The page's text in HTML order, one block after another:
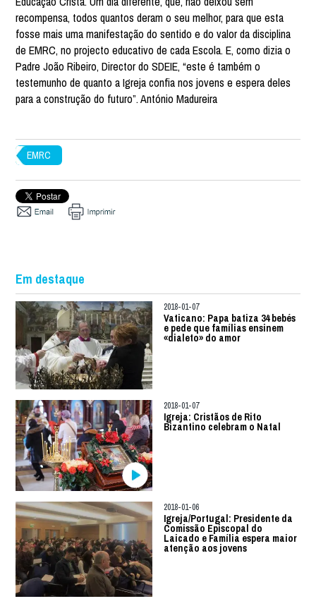
recompensa, todos quantos deram o seu melhor, para que esta
fosse mais uma manifestação do sentido e do valor da disciplina
de EMRC, no projecto educativo de cada Escola. E, como dizia o
Padre João Ribeiro, Director do SDEIE, “este é também o
testemunho de quanto a Igreja confia nos jovens e espera deles
para a construção do futuro”. António Madureira
EMRC
Em destaque
2018-01-07
Vaticano: Papa batiza 34 bebés
e pede que famílias ensinem
«dialeto» do amor
2018-01-07
Igreja: Cristãos de Rito
Bizantino celebram o Natal
2018-01-06
Igreja/Portugal: Presidente da
Comissão Episcopal do
Laicado e Família espera maior
atenção aos jovens